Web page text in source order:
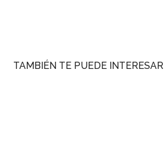
TAMBIÉN TE PUEDE INTERESAR